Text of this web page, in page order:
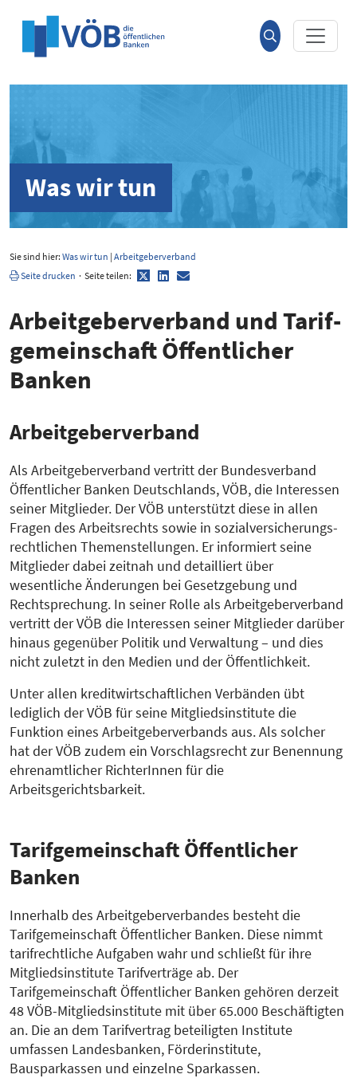
Suche
öffnen
Was wir tun
Sie sind hier: Was wir tun | Arbeitgeberverband
Seite drucken · Seite teilen: TwitterLinkedIn
E-
Mail
Arbeit­ge­ber­verband und Tarif­
ge­mein­schaft Öffent­licher
Banken
Arbeitgeberverband
Als Arbeitgeberverband vertritt der Bundesverband
Öffentlicher Banken Deutschlands, VÖB, die Interessen
seiner Mitglieder. Der VÖB unterstützt diese in allen
Fragen des Arbeitsrechts sowie in sozialversicherungs-
rechtlichen Themenstellungen. Er informiert seine
Mitglieder dabei zeitnah und detailliert über
wesentliche Änderungen bei Gesetzgebung und
Rechtsprechung. In seiner Rolle als Arbeitgeberverband
vertritt der VÖB die Interessen seiner Mitglieder darüber
hinaus gegenüber Politik und Verwaltung – und dies
nicht zuletzt in den Medien und der Öffentlichkeit.
Unter allen kreditwirtschaftlichen Verbänden übt
lediglich der VÖB für seine Mitgliedsinstitute die
Funktion eines Arbeitgeberverbands aus. Als solcher
hat der VÖB zudem ein Vorschlagsrecht zur Benennung
ehrenamtlicher RichterInnen für die
Arbeitsgerichtsbarkeit.
Tarifgemeinschaft Öffentlicher
Banken
Innerhalb des Arbeitgeberverbandes besteht die
Tarifgemeinschaft Öffentlicher Banken. Diese nimmt
tarifrechtliche Aufgaben wahr und schließt für ihre
Mitgliedsinstitute Tarifverträge ab. Der
Tarifgemeinschaft Öffentlicher Banken gehören derzeit
48 VÖB-Mitgliedsinstitute mit über 65.000 Beschäftigten
an. Die an dem Tarifvertrag beteiligten Institute
umfassen Landesbanken, Förderinstitute,
Bausparkassen und einzelne Sparkassen.